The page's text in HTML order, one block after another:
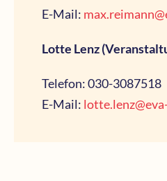
E-Mail:
Lotte Lenz
Telefon: 030-3087518
E-Mail: